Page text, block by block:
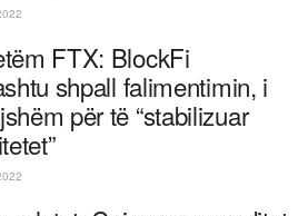
FTX: BlockFi
shpall falimentimin, i
për të “stabilizuar